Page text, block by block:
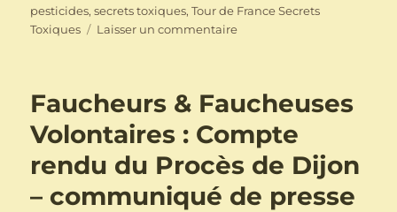
pesticides,secrets toxiques,Tour de France Secrets
Toxiques
Laisser un commentairesur
contre
Monsanto
en
3
temps
Faucheurs & Faucheuses
Volontaires : Compte
rendu du Procès de Dijon
– communiqué de presse